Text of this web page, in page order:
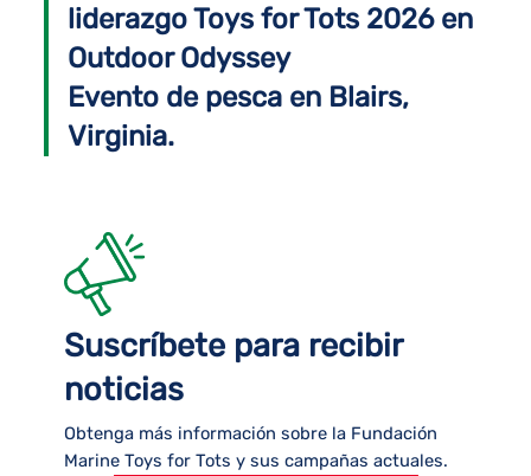
liderazgo Toys for Tots 2026 en
Outdoor Odyssey
Evento de pesca en Blairs,
Virginia.
Suscríbete para recibir
noticias
Obtenga más información sobre la Fundación
Marine Toys for Tots y sus campañas actuales.